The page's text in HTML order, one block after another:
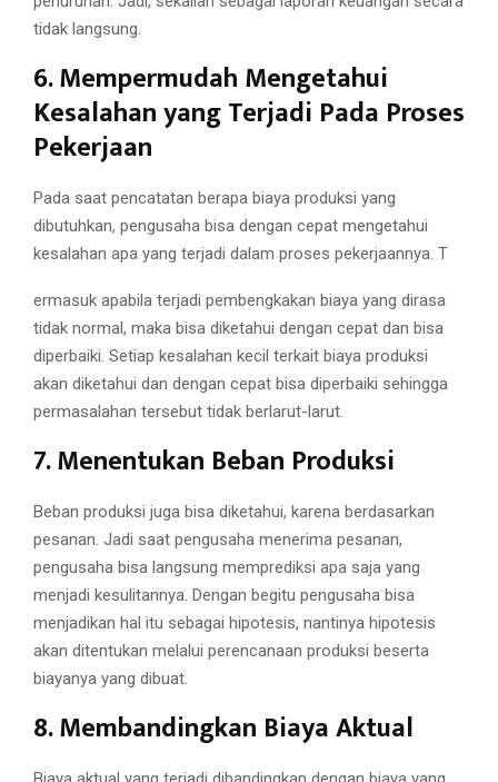
tidak langsung.
6. Mempermudah Mengetahui
Kesalahan yang Terjadi Pada Proses
Pekerjaan
Pada saat pencatatan berapa biaya produksi yang
dibutuhkan, pengusaha bisa dengan cepat mengetahui
kesalahan apa yang terjadi dalam proses pekerjaannya. T
ermasuk apabila terjadi pembengkakan biaya yang dirasa
tidak normal, maka bisa diketahui dengan cepat dan bisa
diperbaiki. Setiap kesalahan kecil terkait biaya produksi
akan diketahui dan dengan cepat bisa diperbaiki sehingga
permasalahan tersebut tidak berlarut-larut.
7. Menentukan Beban Produksi
Beban produksi juga bisa diketahui, karena berdasarkan
pesanan. Jadi saat pengusaha menerima pesanan,
pengusaha bisa langsung memprediksi apa saja yang
menjadi kesulitannya. Dengan begitu pengusaha bisa
menjadikan hal itu sebagai hipotesis, nantinya hipotesis
akan ditentukan melalui perencanaan produksi beserta
biayanya yang dibuat.
8. Membandingkan Biaya Aktual